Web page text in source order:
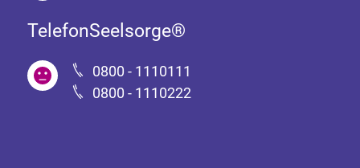
TelefonSeelsorge®
0800 - 1110111
0800 - 1110222